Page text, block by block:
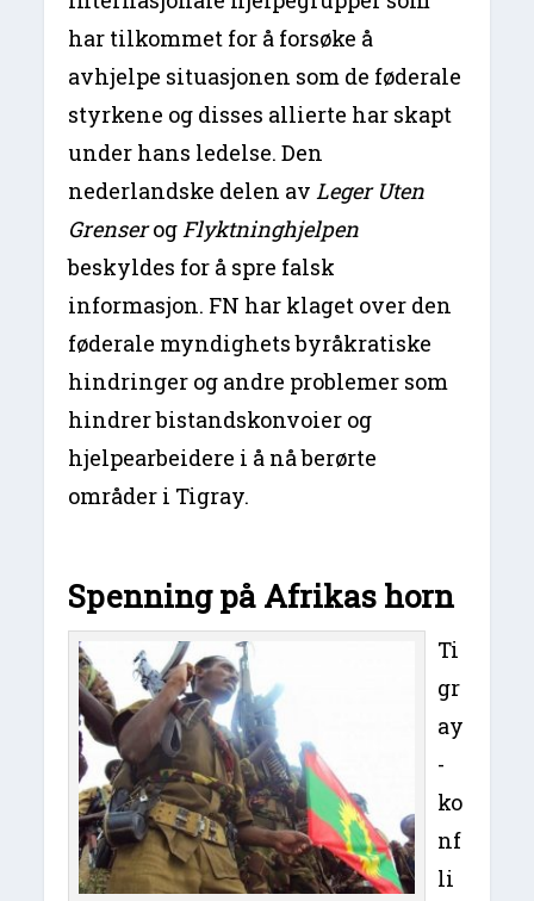
har tilkommet for å forsøke å
avhjelpe situasjonen som de føderale
styrkene og disses allierte har skapt
under hans ledelse. Den
nederlandske delen avLeger Uten
GrenserogFlyktninghjelpen
beskyldes for å spre falsk
informasjon. FN har klaget over den
føderale myndighets byråkratiske
hindringer og andre problemer som
hindrer bistandskonvoier og
hjelpearbeidere i å nå berørte
områder i Tigray.
Spenning på Afrikas horn
Ti
gr
ay
-
ko
nf
li